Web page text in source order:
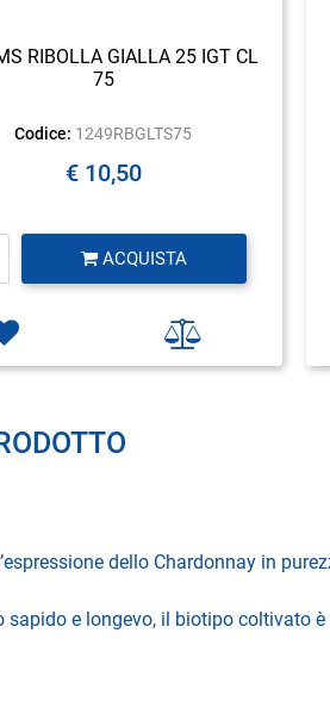
RIBOLLA GIALLA 25 IGT CL
75
Codice: 1249RBGLTS75
€ 10,50
ACQUISTA
dello Chardonnay in
e longevo, il biotipo coltivato